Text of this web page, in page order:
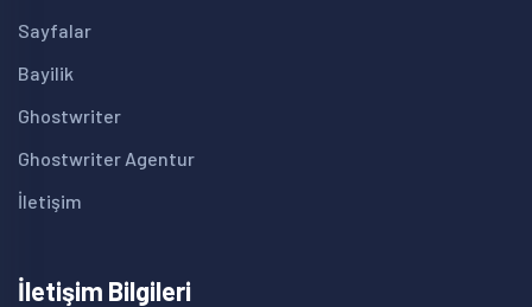
Sayfalar
Bayilik
Ghostwriter
Ghostwriter Agentur
İletişim
İletişim Bilgileri